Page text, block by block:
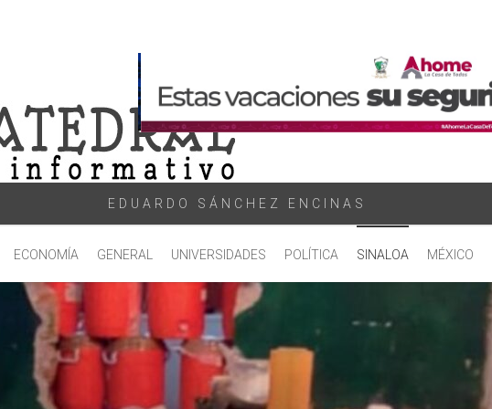
EDUARDO SÁNCHEZ ENCINAS
ECONOMÍA GENERAL UNIVERSIDADES POLÍTICA SINALOA MÉXICO